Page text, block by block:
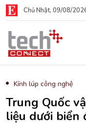
Chủ Nhật, 09/08/
Kính lúp công nghệ
Trung Quốc
liệu dưới biển